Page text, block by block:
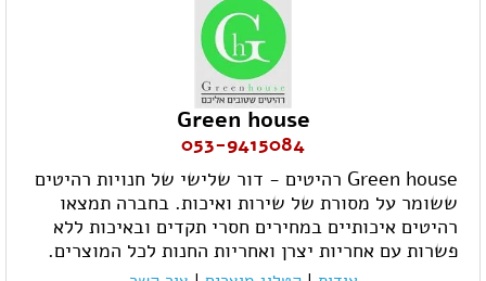
Green house
053-9415084
Green house רהיטים - דור שלישי של חנויות רהיטים
ששומר על מסורת של שירות ואיכות. בחברה תמצאו
רהיטים איכותיים במחירים חסרי תקדים ובאיכות ללא
פשרות עם אחריות יצרן ואחריות החנות לכל המוצרים.